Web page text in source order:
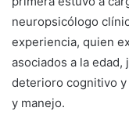
neuropsicólogo
experiencia, quien
asociados a la
deterioro cognitivo
y manejo.